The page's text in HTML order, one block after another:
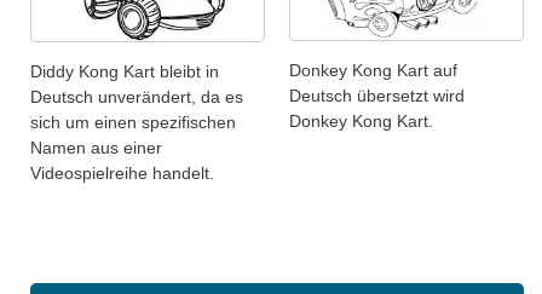
Diddy Kong Kart bleibt in
Deutsch unverändert, da es
sich um einen spezifischen
Namen aus einer
Videospielreihe handelt.
Donkey Kong Kart auf
Deutsch übersetzt wird
Donkey Kong Kart.